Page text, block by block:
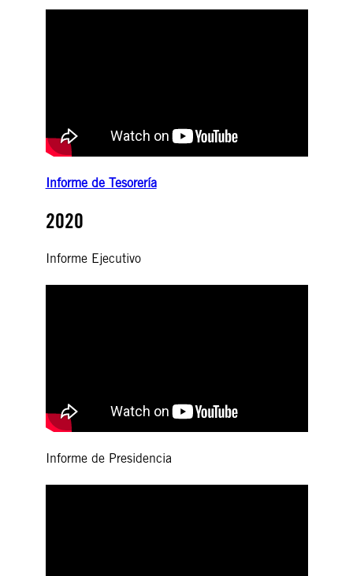
Informe de Tesorería
2020
Informe Ejecutivo
Informe de Presidencia